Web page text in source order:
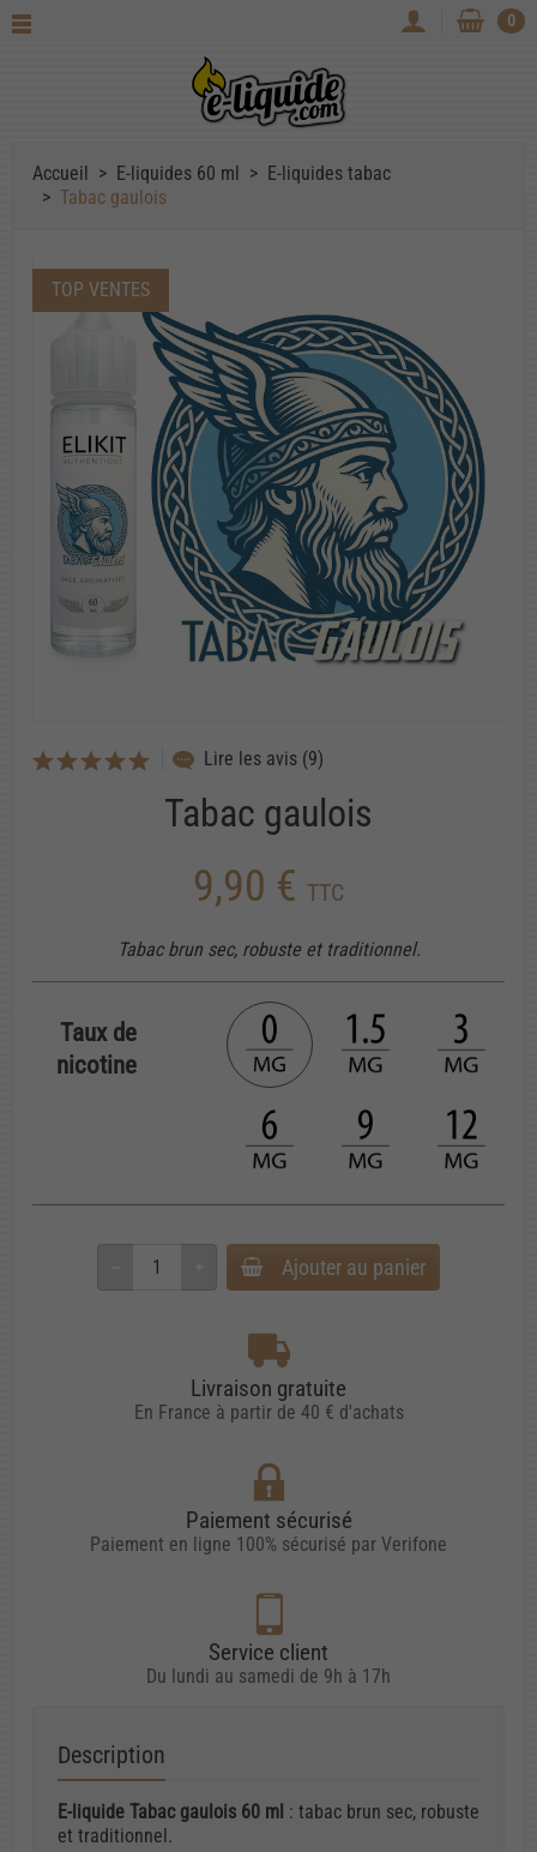
0
Accueil E-liquides 60 ml
E-liquides tabac
Tabac gaulois
TOP VENTES
Lire les avis (9)
Tabac gaulois
9,90 € TTC
Tabac brun sec, robuste et traditionnel.
Taux de
nicotine
Ajouter au panier
Livraison gratuite
En France à partir de 40 € d'achats
Paiement sécurisé
Paiement en ligne 100% sécurisé par Verifone
Service client
Du lundi au samedi de 9h à 17h
Description
E-liquide Tabac gaulois 60 ml : tabac brun sec, robuste
et traditionnel.